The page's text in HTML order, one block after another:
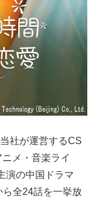
社が運営するCS
メ・音楽ライ
演の中国ドラマ
ら全24話を一挙放